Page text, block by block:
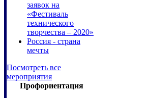
заявок на
«Фестиваль
технического
творчества – 2020»
Россия - страна
мечты
Посмотреть все
мероприятия
Профориентация